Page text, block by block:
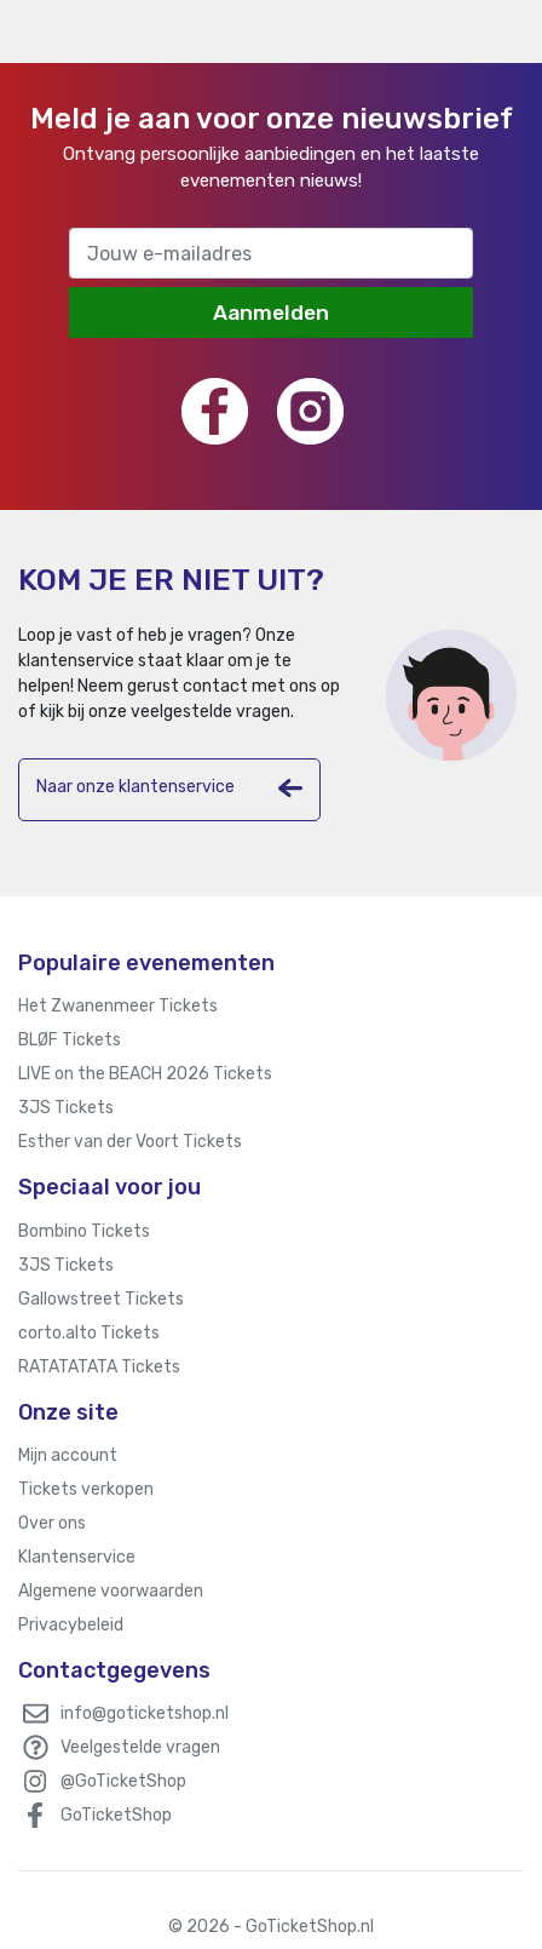
Meld je aan voor onze nieuwsbrief
Ontvang persoonlijke aanbiedingen en het laatste
evenementen nieuws!
Aanmelden
KOM JE ER NIET UIT?
Loop je vast of heb je vragen? Onze
klantenservice staat klaar om je te
helpen! Neem gerust contact met ons op
of kijk bij onze veelgestelde vragen.
Naar onze klantenservice
Populaire evenementen
Het Zwanenmeer Tickets
BLØF Tickets
LIVE on the BEACH 2026 Tickets
3JS Tickets
Esther van der Voort Tickets
Speciaal voor jou
Bombino Tickets
3JS Tickets
Gallowstreet Tickets
corto.alto Tickets
RATATATATA Tickets
Onze site
Mijn account
Tickets verkopen
Over ons
Klantenservice
Algemene voorwaarden
Privacybeleid
Contactgegevens
info@goticketshop.nl
Veelgestelde vragen
@GoTicketShop
GoTicketShop
© 2026 - GoTicketShop.nl